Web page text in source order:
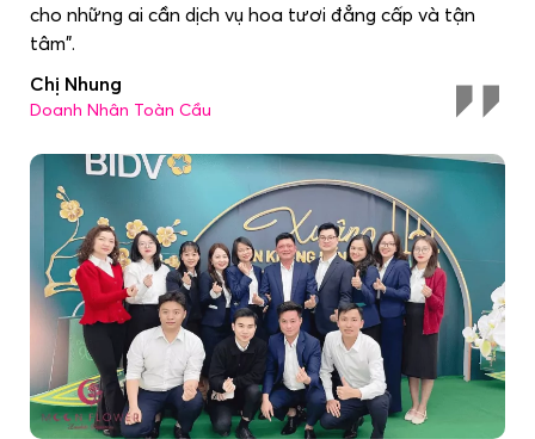
cho những ai cần dịch vụ hoa tươi đẳng cấp và tận
tâm".
Chị Nhung
Doanh Nhân Toàn Cầu